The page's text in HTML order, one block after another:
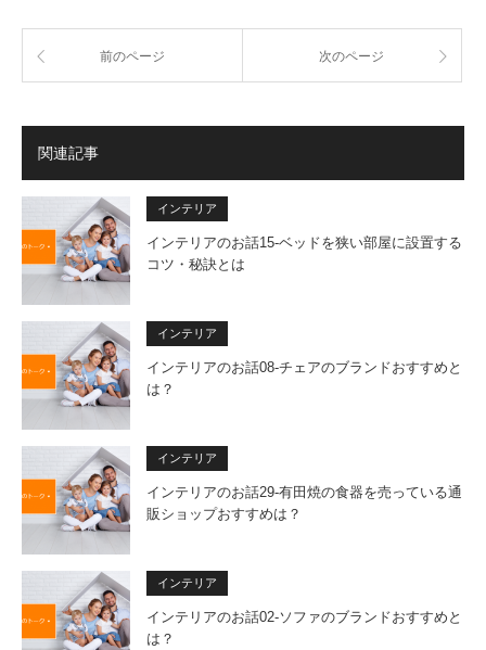
前のページ 次のページ
関連記事
インテリア
インテリアのお話15-ベッドを狭い部屋に設置する
コツ・秘訣とは
インテリア
インテリアのお話08-チェアのブランドおすすめと
は？
インテリア
インテリアのお話29-有田焼の食器を売っている通
販ショップおすすめは？
インテリア
インテリアのお話02-ソファのブランドおすすめと
は？